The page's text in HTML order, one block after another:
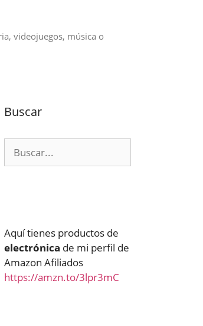
videojuegos, música o
Buscar
Aquí tienes productos de
electrónica de mi perfil de
Amazon Afiliados
https://amzn.to/3lpr3mC